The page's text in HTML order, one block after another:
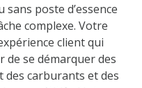
poste d’essence
complexe. Votre
client qui
se démarquer des
carburants et des